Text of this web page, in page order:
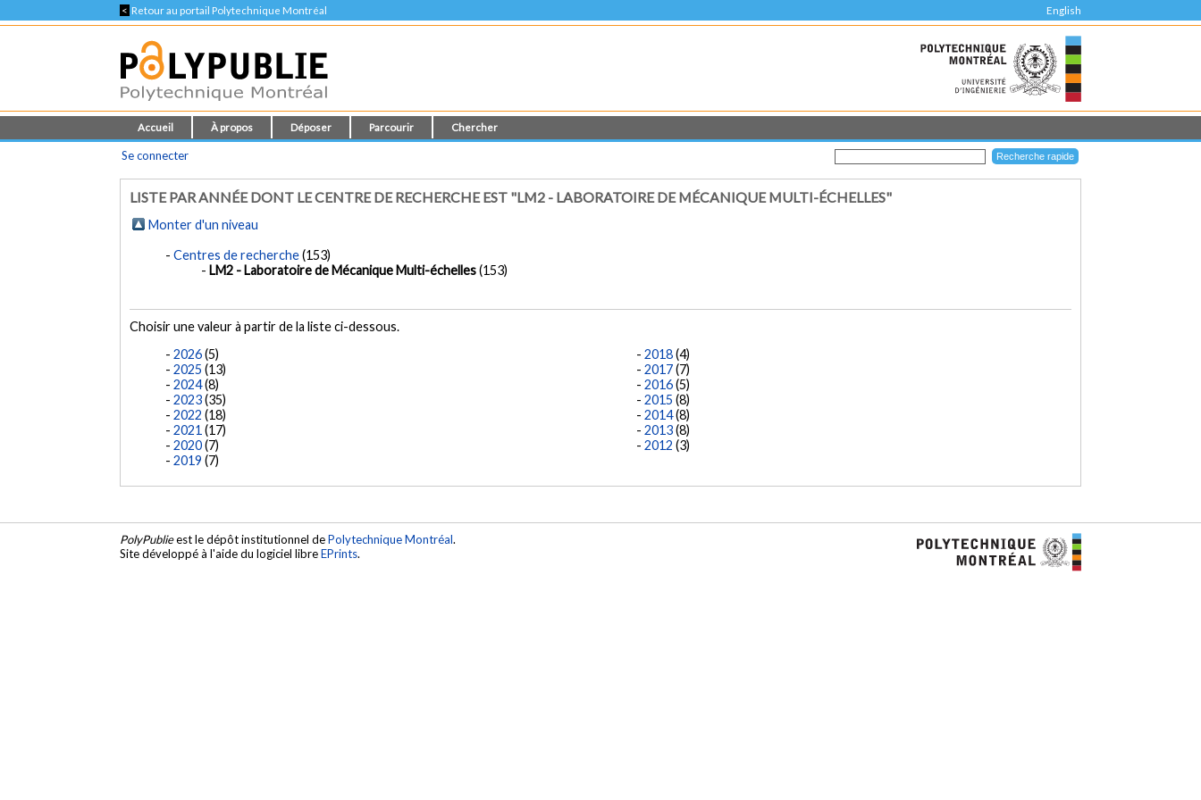
< Retour au portail Polytechnique Montréal English
Accueil À propos Déposer Parcourir Chercher
Se connecter
LISTE PAR ANNÉE DONT LE CENTRE DE RECHERCHE EST "LM2 - LABORATOIRE DE MÉCANIQUE MULTI-ÉCHELLES"
Monter d'un niveau
Centres de recherche(153)
LM2 - Laboratoire de Mécanique Multi-échelles(153)
Choisir une valeur à partir de la liste ci-dessous.
2026(5)
2025 (13)
2024(8)
2023(35)
2022 (18)
2021 (17)
2020(7)
2019 (7)
2018(4)
2017(7)
2016(5)
2015 (8)
2014(8)
2013(8)
2012 (3)
PolyPublieest le dépôt institutionnel dePolytechnique Montréal.
Site développé à l'aide du logiciel libreEPrints.